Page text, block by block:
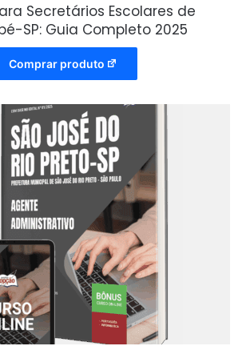
Secretários Escolares de
SP: Guia Completo 2025
Comprar produto